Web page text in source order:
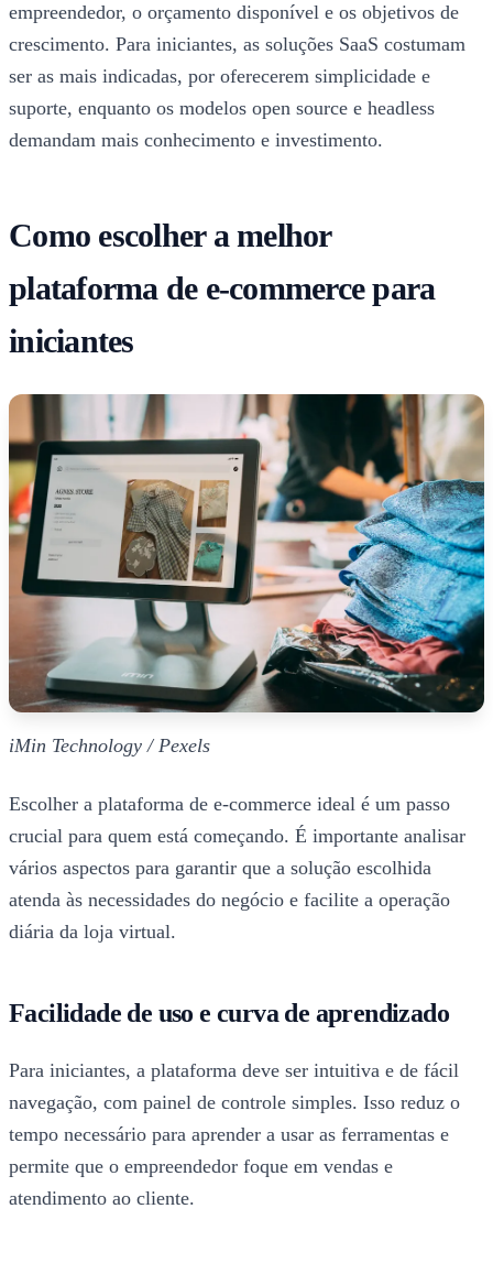
empreendedor, o orçamento disponível e os objetivos de
crescimento. Para iniciantes, as soluções SaaS costumam
ser as mais indicadas, por oferecerem simplicidade e
suporte, enquanto os modelos open source e headless
demandam mais conhecimento e investimento.
Como escolher a melhor
plataforma de e-commerce para
iniciantes
iMin Technology / Pexels
Escolher a plataforma de e-commerce ideal é um passo
crucial para quem está começando. É importante analisar
vários aspectos para garantir que a solução escolhida
atenda às necessidades do negócio e facilite a operação
diária da loja virtual.
Facilidade de uso e curva de aprendizado
Para iniciantes, a plataforma deve ser intuitiva e de fácil
navegação, com painel de controle simples. Isso reduz o
tempo necessário para aprender a usar as ferramentas e
permite que o empreendedor foque em vendas e
atendimento ao cliente.